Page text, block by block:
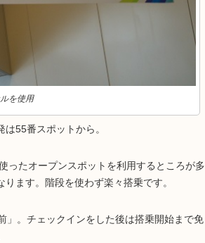
を使用
55番スポットから。
ったオープンスポットを利用するところが多
ます。階段を使わず楽々搭乗です。
」。チェックインをした後は搭乗開始まで免